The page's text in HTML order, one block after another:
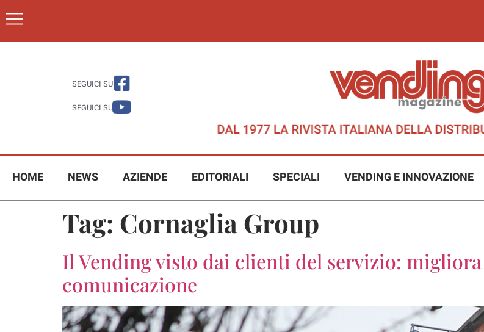
SEGUICI SU
SEGUICI SU
HOME NEWS AZIENDE EDITORIALI SPECIALI VENDING E INNOVAZIONE
Tag: Cornaglia Group
Il Vending visto dai clienti del servizio:
comunicazione